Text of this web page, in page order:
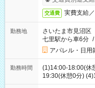
交通費 実費支給
勤務地
さいたま市見沼区
七里駅から車6分 /
アパレル・日用
勤務時間
(1)14:00-18:00(休
19:30(休憩0分)
ます